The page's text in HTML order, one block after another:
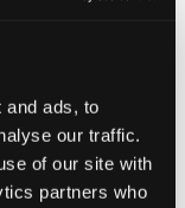
and ads, to
our traffic.
of our site with
partners who
Grande